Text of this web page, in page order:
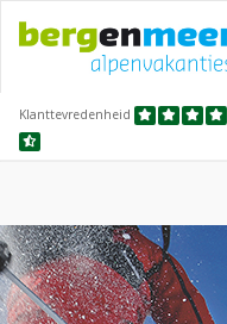
Klanttevredenheid